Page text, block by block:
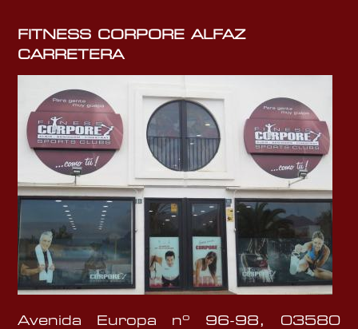
FITNESS CORPORE ALFAZ
CARRETERA
Avenida Europa nº 96-98, 03580